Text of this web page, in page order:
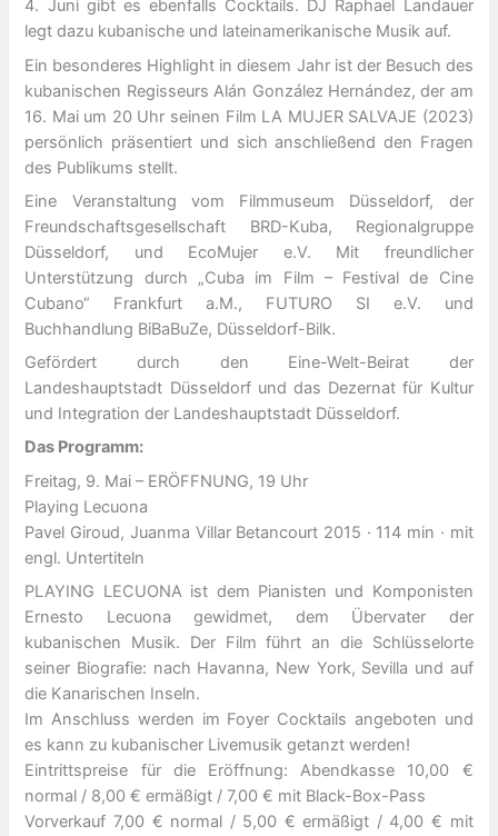
4. Juni gibt es ebenfalls Cocktails. DJ Raphael Landauer
legt dazu kubanische und lateinamerikanische Musik auf.
Ein besonderes Highlight in diesem Jahr ist der Besuch des
kubanischen Regisseurs Alán González Hernández, der am
16. Mai um 20 Uhr seinen Film LA MUJER SALVAJE (2023)
persönlich präsentiert und sich anschließend den Fragen
des Publikums stellt.
Eine Veranstaltung vom Filmmuseum Düsseldorf, der
Freundschaftsgesellschaft BRD-Kuba, Regionalgruppe
Düsseldorf, und EcoMujer e.V. Mit freundlicher
Unterstützung durch „Cuba im Film – Festival de Cine
Cubano“ Frankfurt a.M., FUTURO SI e.V. und
Buchhandlung BiBaBuZe, Düsseldorf-Bilk.
Gefördert durch den Eine-Welt-Beirat der
Landeshauptstadt Düsseldorf und das Dezernat für Kultur
und Integration der Landeshauptstadt Düsseldorf.
Das Programm:
Freitag, 9. Mai – ERÖFFNUNG, 19 Uhr
Playing Lecuona
Pavel Giroud, Juanma Villar Betancourt 2015 · 114 min · mit
engl. Untertiteln
PLAYING LECUONA ist dem Pianisten und Komponisten
Ernesto Lecuona gewidmet, dem Übervater der
kubanischen Musik. Der Film führt an die Schlüsselorte
seiner Biografie: nach Havanna, New York, Sevilla und auf
die Kanarischen Inseln.
Im Anschluss werden im Foyer Cocktails angeboten und
es kann zu kubanischer Livemusik getanzt werden!
Eintrittspreise für die Eröffnung: Abendkasse 10,00 €
normal / 8,00 € ermäßigt / 7,00 € mit Black-Box-Pass
Vorverkauf 7,00 € normal / 5,00 € ermäßigt / 4,00 € mit